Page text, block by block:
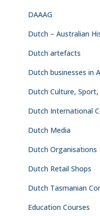
DAAAG
Dutch – Australian
Dutch artefacts
Dutch businesses in
Dutch Culture,
Dutch International
Dutch Media
Dutch Organisations
Dutch Retail Shops
Dutch Tasmanian
Education Courses